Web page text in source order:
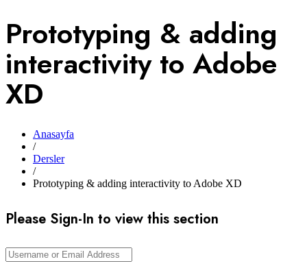
Prototyping & adding
interactivity to Adobe
XD
Anasayfa
/
Dersler
/
Prototyping & adding interactivity to Adobe XD
Please Sign-In to view this section